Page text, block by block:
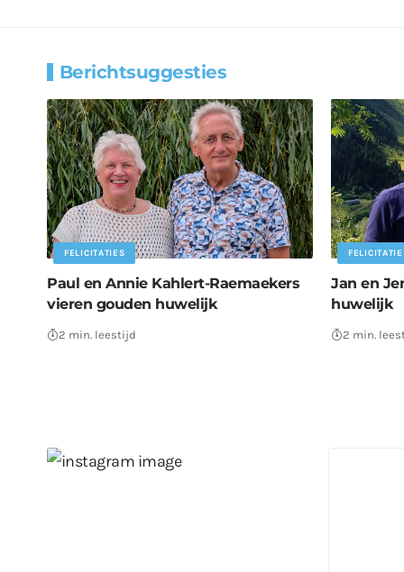
Berichtsuggesties
FELICITATIES
Paul en Annie Kahlert-Raemaekers
vieren gouden huwelijk
2 min. leestijd
Jan en
huwelijk
2 min.